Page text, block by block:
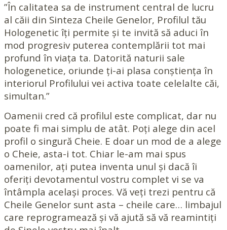
”În calitatea sa de instrument central de lucru
al căii din Sinteza Cheile Genelor, Profilul tău
Hologenetic îți permite și te invită să aduci în
mod progresiv puterea contemplării tot mai
profund în viața ta. Datorită naturii sale
hologenetice, oriunde ți-ai plasa conștiența în
interiorul Profilului vei activa toate celelalte căi,
simultan.”
Oamenii cred că profilul este complicat, dar nu
poate fi mai simplu de atât. Poți alege din acel
profil o singură Cheie. E doar un mod de a alege
o Cheie, asta-i tot. Chiar le-am mai spus
oamenilor, ați putea inventa unul și dacă îi
oferiți devotamentul vostru complet vi se va
întâmpla același proces. Vă veți trezi pentru că
Cheile Genelor sunt asta – cheile care… limbajul
care reprogramează și vă ajută să vă reamintiți